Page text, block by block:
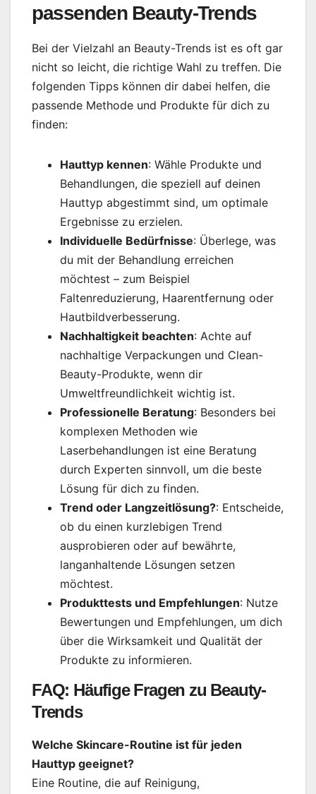
passenden Beauty-Trends
Bei der Vielzahl an Beauty-Trends ist es oft gar
nicht so leicht, die richtige Wahl zu treffen. Die
folgenden Tipps können dir dabei helfen, die
passende Methode und Produkte für dich zu
finden:
Hauttyp kennen: Wähle Produkte und
Behandlungen, die speziell auf deinen
Hauttyp abgestimmt sind, um optimale
Ergebnisse zu erzielen.
Individuelle Bedürfnisse: Überlege, was
du mit der Behandlung erreichen
möchtest – zum Beispiel
Faltenreduzierung, Haarentfernung oder
Hautbildverbesserung.
Nachhaltigkeit beachten: Achte auf
nachhaltige Verpackungen und Clean-
Beauty-Produkte, wenn dir
Umweltfreundlichkeit wichtig ist.
Professionelle Beratung: Besonders bei
komplexen Methoden wie
Laserbehandlungen ist eine Beratung
durch Experten sinnvoll, um die beste
Lösung für dich zu finden.
Trend oder Langzeitlösung?: Entscheide,
ob du einen kurzlebigen Trend
ausprobieren oder auf bewährte,
langanhaltende Lösungen setzen
möchtest.
Produkttests und Empfehlungen: Nutze
Bewertungen und Empfehlungen, um dich
über die Wirksamkeit und Qualität der
Produkte zu informieren.
FAQ: Häufige Fragen zu Beauty-
Trends
Welche Skincare-Routine ist für jeden
Hauttyp geeignet?
Eine Routine, die auf Reinigung,